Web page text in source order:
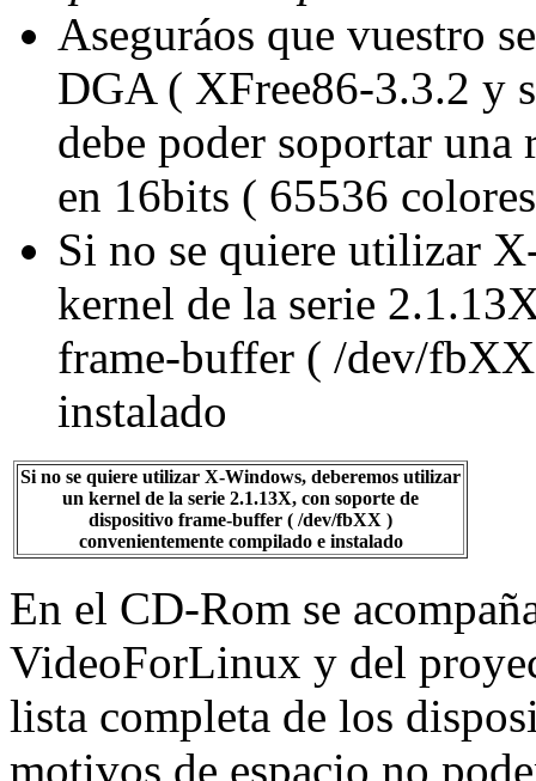
Aseguráos que vuestro
DGA ( XFree86-3.3.2 y
debe poder soportar
en 16bits ( 65536
Si no se quiere utilizar
kernel de la serie
frame-buffer ( /dev/
instalado
Si no se quiere utilizar X-Windows, deberemos utilizar
un kernel de la serie 2.1.13X, con soporte de
dispositivo frame-buffer ( /dev/fbXX )
convenientemente compilado e instalado
En el CD-Rom se
VideoForLinux y del
lista completa de los
motivos de espacio no